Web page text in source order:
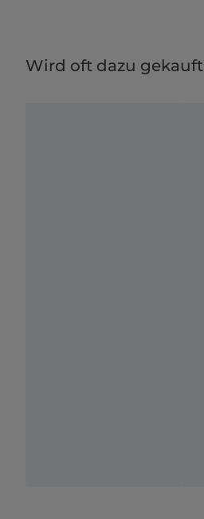
Wird oft dazu gekauft